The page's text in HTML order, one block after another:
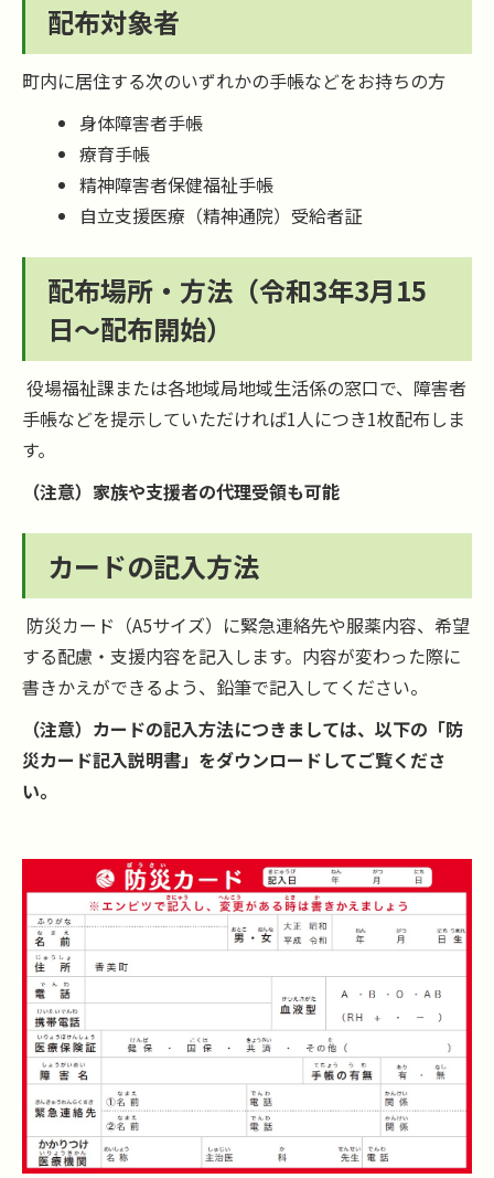
配布対象者
町内に居住する次のいずれかの手帳などをお持ちの方
身体障害者手帳
療育手帳
精神障害者保健福祉手帳
自立支援医療（精神通院）受給者証
配布場所・方法（令和3年3月15
日～配布開始）
役場福祉課または各地域局地域生活係の窓口で、障害者
手帳などを提示していただければ1人につき1枚配布しま
す。
（注意）家族や支援者の代理受領も可能
カードの記入方法
防災カード（A5サイズ）に緊急連絡先や服薬内容、希望
する配慮・支援内容を記入します。内容が変わった際に
書きかえができるよう、鉛筆で記入してください。
（注意）カードの記入方法につきましては、以下の「防
災カード記入説明書」をダウンロードしてご覧くださ
い。